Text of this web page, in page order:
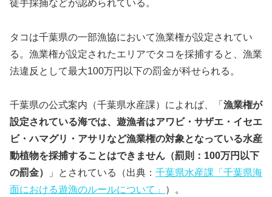
徒手採捕などが認められている。
タコは千葉県の一部漁協において漁業権が設定されてい
る。漁業権が設定されたエリアでタコを採捕すると、漁業
法違反として最大100万円以下の罰金が科せられる。
千葉県の公式案内（千葉県水産課）によれば、「 漁業権が
設定されている海では、遊漁者はアワビ・サザエ・イセエ
ビ・ハマグリ・アサリなど漁業権の対象となっている水産
動植物を採捕することはできません（罰則：100万円以下
の罰金）
」とされている（出典： 千葉県水産課「千葉県海
面における遊漁のルールについて」
）。